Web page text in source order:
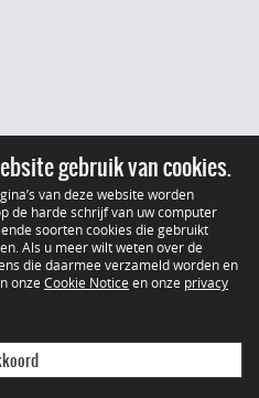
gebruik van cookies.
van deze website worden
de harde schrijf van uw computer
soorten cookies die gebruikt
Als u meer wilt weten over de
die daarmee verzameld worden en
onze Cookie Notice en onze privacy